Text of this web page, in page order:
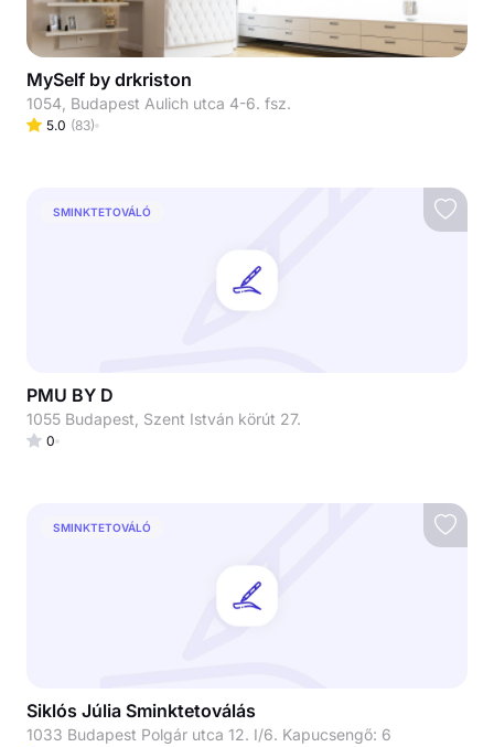
MySelf by drkriston
1054, Budapest Aulich utca 4-6. fsz.
5.0 (83)
SMINKTETOVÁLÓ
PMU BY D
1055 Budapest, Szent István körút 27.
0
SMINKTETOVÁLÓ
Siklós Júlia Sminktetoválás
1033 Budapest Polgár utca 12. I/6. Kapucsengő: 6